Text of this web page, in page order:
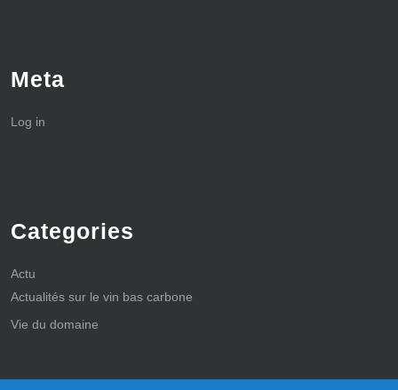
Meta
Log in
Categories
Actu
Actualités sur le vin bas carbone
Vie du domaine